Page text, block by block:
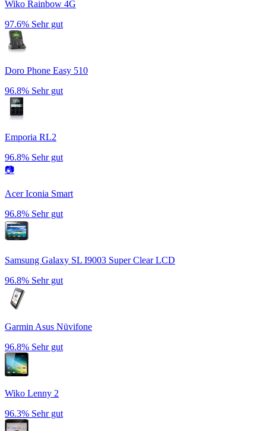
Wiko Rainbow 4G
97.6% Sehr gut
Doro Phone Easy 510
96.8% Sehr gut
Emporia RL2
96.8% Sehr gut
📷
Acer Iconia Smart
96.8% Sehr gut
Samsung Galaxy SL I9003 Super Clear LCD
96.8% Sehr gut
Garmin Asus Nüvifone
96.8% Sehr gut
Wiko Lenny 2
96.3% Sehr gut